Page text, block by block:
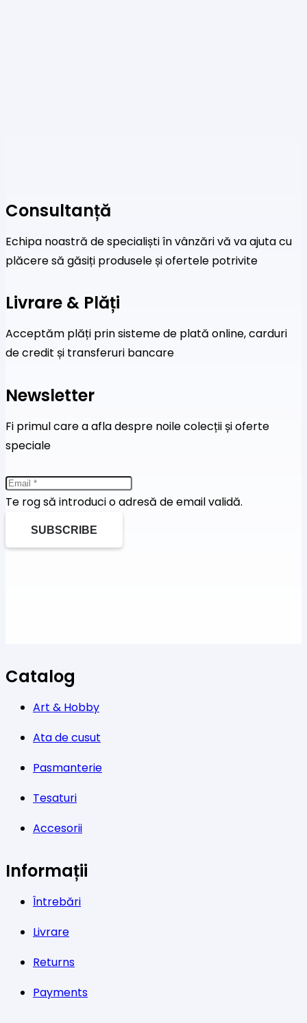
Consultanță
Echipa noastră de specialiști în vânzări vă va ajuta cu
plăcere să găsiți produsele și ofertele potrivite
Livrare & Plăți
Acceptăm plăți prin sisteme de plată online, carduri
de credit și transferuri bancare
Newsletter
Fi primul care a afla despre noile colecții și oferte
speciale
Te rog să introduci o adresă de email validă.
SUBSCRIBE
Catalog
Art & Hobby
Ata de cusut
Pasmanterie
Tesaturi
Accesorii
Informații
Întrebări
Livrare
Returns
Payments